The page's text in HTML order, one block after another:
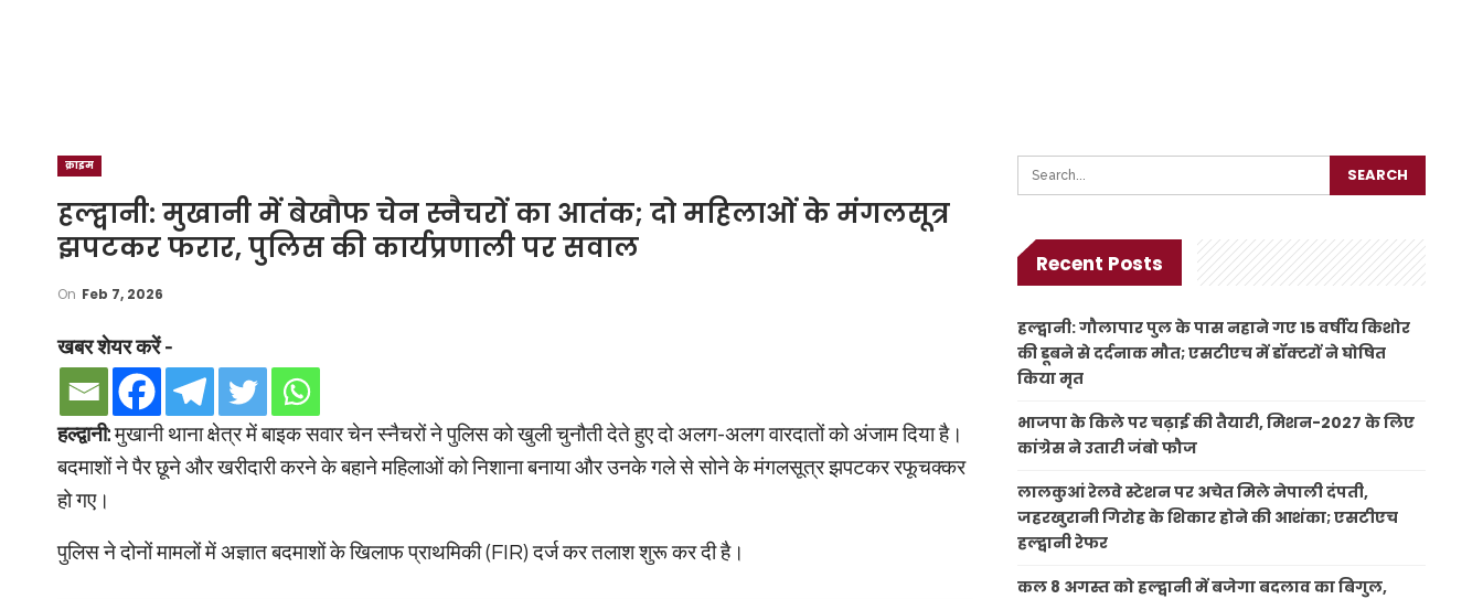
क्राइम
हल्द्वानी: मुखानी में बेखौफ चेन स्नैचरों का आतंक; दो महिलाओं के मंगलसूत्र
झपटकर फरार, पुलिस की कार्यप्रणाली पर सवाल
On Feb 7, 2026
खबर शेयर करें -
हल्द्वानी:मुखानी थाना क्षेत्र में बाइक सवार चेन स्नैचरों ने पुलिस को खुली चुनौती देते हुए दो अलग-अलग वारदातों को अंजाम दिया है।
बदमाशों ने पैर छूने और खरीदारी करने के बहाने महिलाओं को निशाना बनाया और उनके गले से सोने के मंगलसूत्र झपटकर रफूचक्कर
हो गए।
पुलिस ने दोनों मामलों में अज्ञात बदमाशों के खिलाफ प्राथमिकी (FIR) दर्ज कर तलाश शुरू कर दी है।
Recent Posts
हल्द्वानी: गौलापार पुल के पास नहाने गए 15 वर्षीय किशोर
की डूबने से दर्दनाक मौत; एसटीएच में डॉक्टरों ने घोषित
किया मृत
भाजपा के किले पर चढ़ाई की तैयारी, मिशन-2027 के लिए
कांग्रेस ने उतारी जंबो फौज
लालकुआं रेलवे स्टेशन पर अचेत मिले नेपाली दंपती,
जहरखुरानी गिरोह के शिकार होने की आशंका; एसटीएच
हल्द्वानी रेफर
कल 8 अगस्त को हल्द्वानी में बजेगा बदलाव का बिगुल,